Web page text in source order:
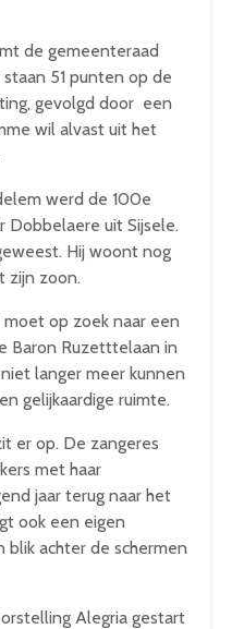
de gemeenteraad
51 punten op de
gevolgd door een
wil alvast uit het
werd de 100e
Dobbelaere uit Sijsele.
Hij woont nog
zijn zoon.
op zoek naar een
Baron Ruzetttelaan in
langer meer kunnen
gelijkaardige ruimte.
er op. De zangeres
met haar
jaar terug naar het
ook een eigen
achter de schermen
Alegria gestart